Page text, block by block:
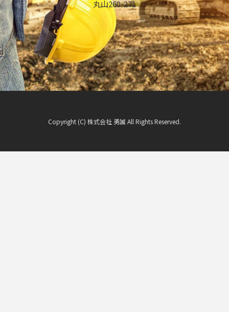
丸山260-271
Copyright (C) 株式会社 勇誠 All Rights Reserved.